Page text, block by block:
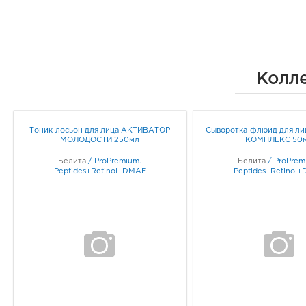
Тоник-лосьон для лица АКТИВАТОР
МОЛОДОСТИ 250мл
Белита / ProPremium.
Peptides+Retinol+DMAE
Сыворотка-флюид для
КОМПЛЕКС
Белита /